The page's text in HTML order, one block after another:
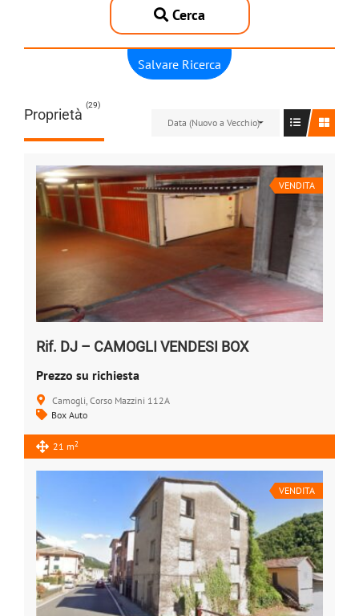
Cerca
Salvare Ricerca
Proprietà
(29)
Data (Nuovo a Vecchio)
VENDITA
Rif. DJ – CAMOGLI VENDESI BOX
Prezzo su richiesta
Camogli, Corso Mazzini 112A
Box Auto
21 m2
VENDITA